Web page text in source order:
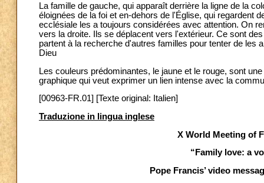
La famille de gauche, qui apparaît derrière la ligne de la
éloignées de la foi et en-dehors de l'Église, qui regardent
ecclésiale les a toujours considérées avec attention. On
vers la droite. Ils se déplacent vers l'extérieur. Ce sont
partent à la recherche d'autres familles pour tenter de les
Dieu
Les couleurs prédominantes, le jaune et le rouge, sont
graphique qui veut exprimer un lien intense avec la
[00963-FR.01] [Texte original: Italien]
Traduzione in lingua inglese
X World Meeting of
“Family love: a
Pope Francis’ video